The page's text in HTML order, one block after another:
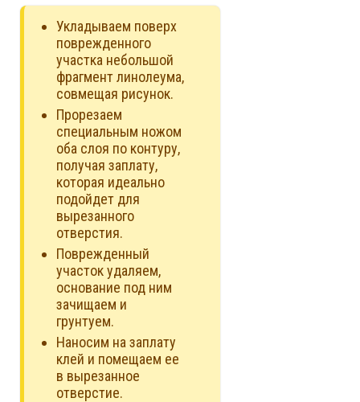
Укладываем поверх
поврежденного
участка небольшой
фрагмент линолеума,
совмещая рисунок.
Прорезаем
специальным ножом
оба слоя по контуру,
получая заплату,
которая идеально
подойдет для
вырезанного
отверстия.
Поврежденный
участок удаляем,
основание под ним
зачищаем и
грунтуем.
Наносим на заплату
клей и помещаем ее
в вырезанное
отверстие.